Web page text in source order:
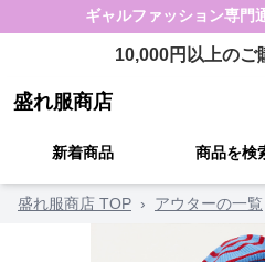
ギャルファッション専門
10,000円以上のご
盛れ服商店
新着商品 商品を検
盛れ服商店 TOP › アウターの一覧